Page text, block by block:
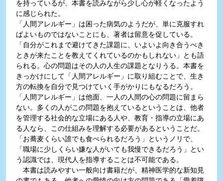
を持っているが、本書を読みながら少し心が軽くなったよう
に感じられた。
「人間アレルギー」は困った病気のようだが、単に克服すれ
ばよいものではないことにも、著者は留意を促している。
「自分がこれまで避けてきた課題に、いよいよ向き合うべき
ときが来たことを教えてくれているのかもしれない」とも語
られる。心の問題はその人の人生の課題となりうる。本書を
きっかけにして「人間アレルギー」に取り組むことで、生き
方の転換を自分で見つけていく手がかりにもなるだろう。
「人間アレルギー」は他面、一人の人間の心の問題に留まら
ない。多くの人がこの問題を抱えているということは、他者
を管理する社会的な立場にある人や、教育・指導の立場にあ
る人なら、この仕組みを理解する必要があるということだ。
「お蕎麦くらい誰でも食べられるだろう」というノリで、
「職場に少しくらい嫌な人がいても我慢できるだろう」とい
う認識では、現代人を指導することは不可能である。
本書は読みやすい一般向け書籍だが、精神医学的な新知見